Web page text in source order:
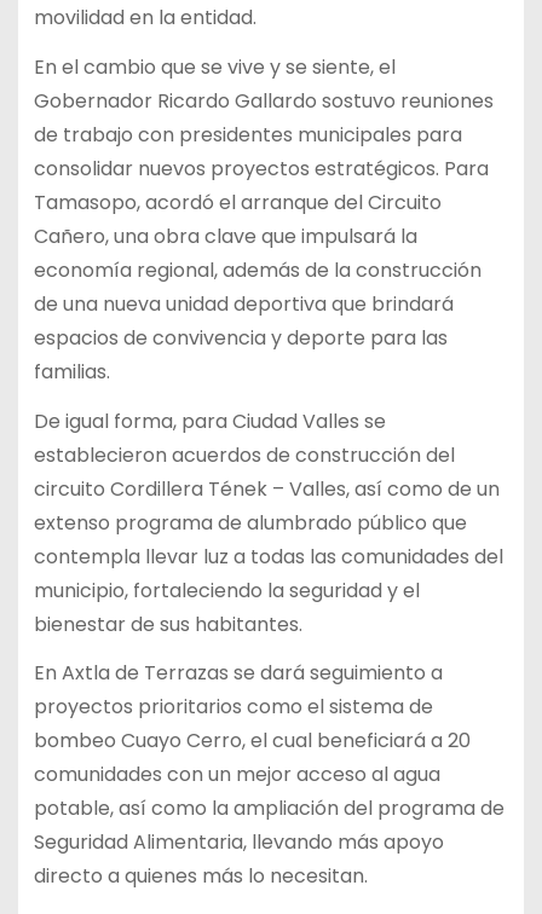
movilidad en la entidad.
En el cambio que se vive y se siente, el
Gobernador Ricardo Gallardo sostuvo reuniones
de trabajo con presidentes municipales para
consolidar nuevos proyectos estratégicos. Para
Tamasopo, acordó el arranque del Circuito
Cañero, una obra clave que impulsará la
economía regional, además de la construcción
de una nueva unidad deportiva que brindará
espacios de convivencia y deporte para las
familias.
De igual forma, para Ciudad Valles se
establecieron acuerdos de construcción del
circuito Cordillera Tének – Valles, así como de un
extenso programa de alumbrado público que
contempla llevar luz a todas las comunidades del
municipio, fortaleciendo la seguridad y el
bienestar de sus habitantes.
En Axtla de Terrazas se dará seguimiento a
proyectos prioritarios como el sistema de
bombeo Cuayo Cerro, el cual beneficiará a 20
comunidades con un mejor acceso al agua
potable, así como la ampliación del programa de
Seguridad Alimentaria, llevando más apoyo
directo a quienes más lo necesitan.